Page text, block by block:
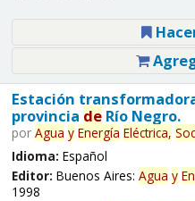
Estación
provincia deRío Negro.
por Agua y Energía Eléctrica,
Idioma: Español
Editor: Buenos Aires: Agua y
1998